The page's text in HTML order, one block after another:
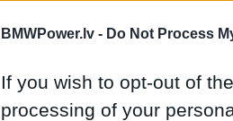
BMWPower.lv - Do Not Process
If you wish to opt-out of
processing of your